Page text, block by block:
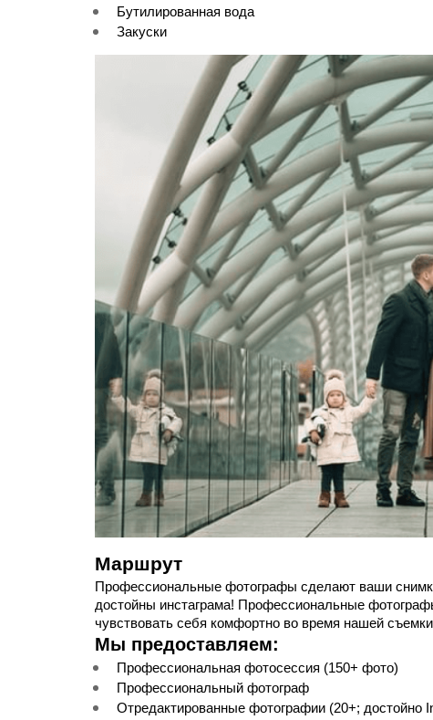
Бутилированная вода
Закуски
Маршрут
Профессиональные фотографы сделают ваши
достойны инстаграма! Профессиональные
чувствовать себя комфортно во время нашей
Мы предоставляем:
Профессиональная фотосессия (150+ фото)
Профессиональный фотограф
Отредактированные фотографии (20+; достойно